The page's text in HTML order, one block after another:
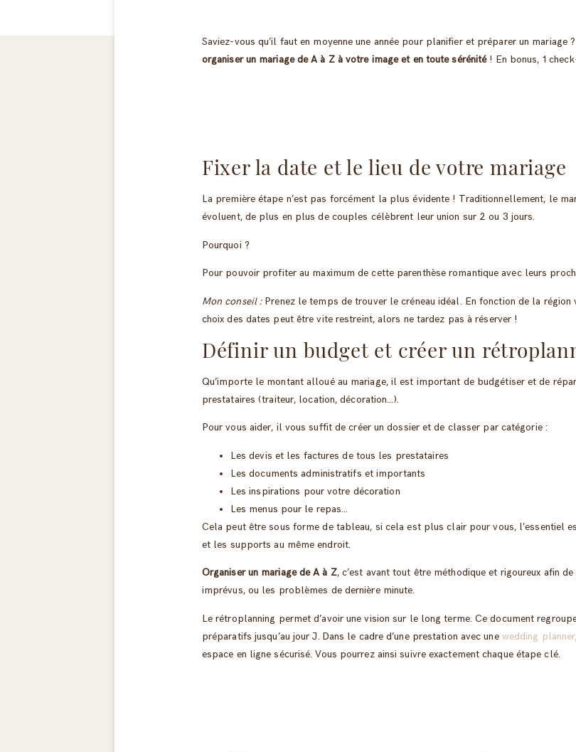
Saviez-vous qu’il faut en moyenne une année pour planifier et préparer un
organiser un mariage de A à Z à votre image et en toute sérénité! En bonus, 1
Fixer la date et le lieu de votre mariage
La première étape n’est pas forcément la plus évidente ! Traditionnellement, le
évoluent, de plus en plus de couples célèbrent leur union sur 2 ou 3 jours.
Pourquoi ?
Pour pouvoir profiter au maximum de cette parenthèse romantique avec leurs
Mon conseil :Prenez le temps de trouver le créneau idéal. En fonction de la
choix des dates peut être vite restreint, alors ne tardez pas à réserver !
Définir un budget et créer un
Qu’importe le montant alloué au mariage, il est important de budgétiser et de
prestataires (traiteur, location, décoration…).
Pour vous aider, il vous suffit de créer un dossier et de classer par catégorie :
Les devis et les factures de tous les prestataires
Les documents administratifs et importants
Les inspirations pour votre décoration
Les menus pour le repas…
Cela peut être sous forme de tableau, si cela est plus clair pour vous, l’essentiel
et les supports au même endroit.
Organiser un mariage de A à Z, c’est avant tout être méthodique et rigoureux afin
imprévus, ou les problèmes de dernière minute.
Le rétroplanning permet d’avoir une vision sur le long terme. Ce document
préparatifs jusqu’au jour J. Dans le cadre d’une prestation avec une wedding planner
espace en ligne sécurisé. Vous pourrez ainsi suivre exactement chaque étape clé.